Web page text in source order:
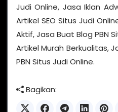
Judi Online, Jasa Iklan
Artikel SEO Situs Judi
Aktif, Jasa Buat Blog PBN
Artikel Murah Berkualitas,
PBN Situs Judi Online.
Bagikan: